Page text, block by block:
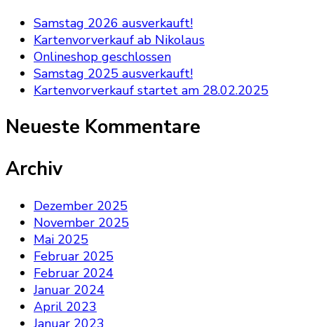
Samstag 2026 ausverkauft!
Kartenvorverkauf ab Nikolaus
Onlineshop geschlossen
Samstag 2025 ausverkauft!
Kartenvorverkauf startet am 28.02.2025
Neueste Kommentare
Archiv
Dezember 2025
November 2025
Mai 2025
Februar 2025
Februar 2024
Januar 2024
April 2023
Januar 2023